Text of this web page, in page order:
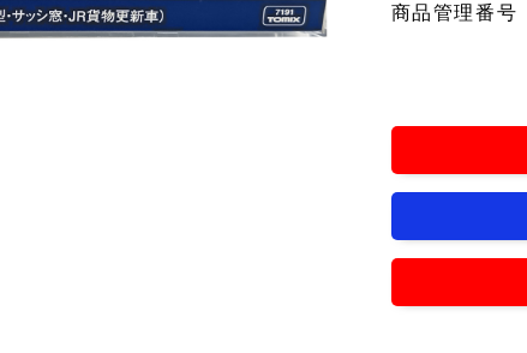
商品管理番号